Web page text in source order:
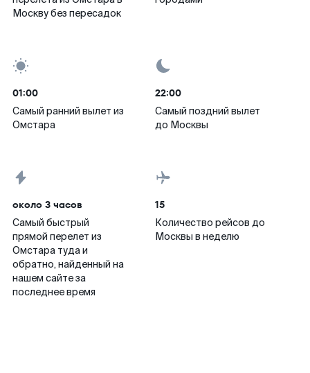
Москву без пересадок
01:00
Самый ранний вылет из
Омстара
22:00
Самый поздний вылет
до Москвы
около 3 часов
Самый быстрый
прямой перелет из
Омстара туда и
обратно, найденный на
нашем сайте за
последнее время
15
Количество рейсов до
Москвы в неделю